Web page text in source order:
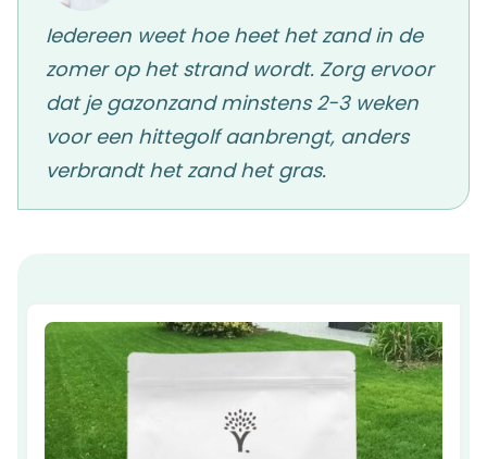
Iedereen weet hoe heet het zand in de
zomer op het strand wordt. Zorg ervoor
dat je gazonzand minstens 2-3 weken
voor een hittegolf aanbrengt, anders
verbrandt het zand het gras.